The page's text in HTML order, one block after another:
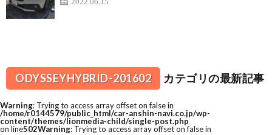
ODYSSEYHYBRID-201602 カテゴリの最新記事
Warning: Trying to access array offset on false in
/home/r0144579/public_html/car-anshin-navi.co.jp/wp-
content/themes/lionmedia-child/single-post.php
on line502Warning: Trying to access array offset on false in